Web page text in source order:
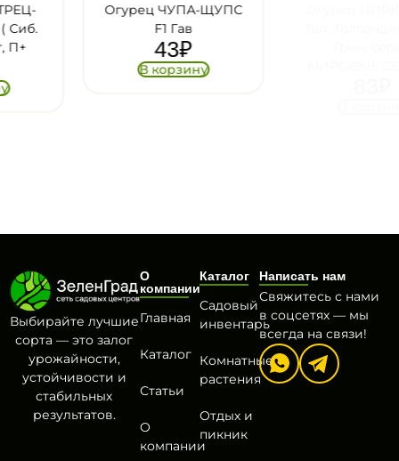
Огурец ЧУПА-ЩУПС
Огурец ЦИРКОН F1,
Выбирайте лучшие
сорта — это залог
урожайности,
устойчивости и
стабильных
результатов.
О
компании
Главная
Каталог
Статьи
О
компании
Каталог
Садовый
инвентарь
Комнатные
растения
Отдых и
пикник
Написать нам
Свяжитесь с нами
в соцсетях — мы
всегда на связи!